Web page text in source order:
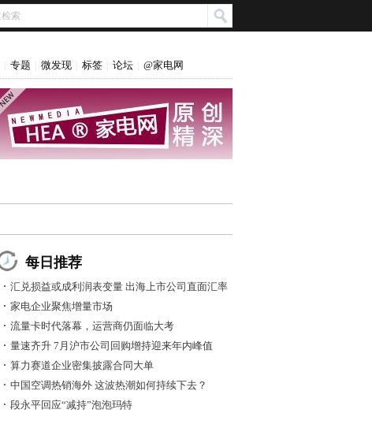
专题 微发现 标签 论坛 @家电网
每日推荐
汇兑损益或成利润表变量 出海上市公司直面汇率
风控大考
家电企业聚焦增量市场
流量卡时代落幕，运营商仍面临大考
量速齐升 7月沪市公司回购增持迎来年内峰值
算力赛道企业密集披露合同大单
中国空调热销海外 这波热潮如何持续下去？
段永平回应“减持”泡泡玛特